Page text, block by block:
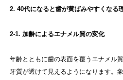
2. 40代になると歯が黄ばみやすくなる
2-1. 加齢によるエナメル質の変化
年齢とともに歯の表面を覆うエナメル
牙質が透けて見えるようになります。